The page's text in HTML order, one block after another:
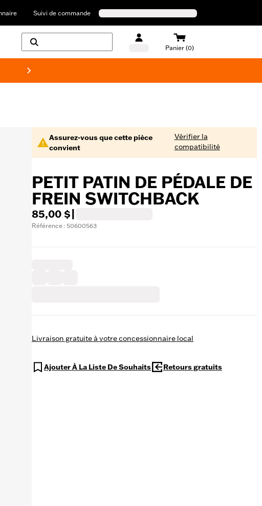
Suivi de commande
Panier (0)
Assurez-vous que cette pièce
convient
Vérifier la
compatibilité
PETIT PATIN DE PÉDALE DE
FREIN SWITCHBACK
85,00 $
Référence : 50600563
Livraison gratuite à votre concessionnaire local
Ajouter À La Liste De Souhaits Retours gratuits